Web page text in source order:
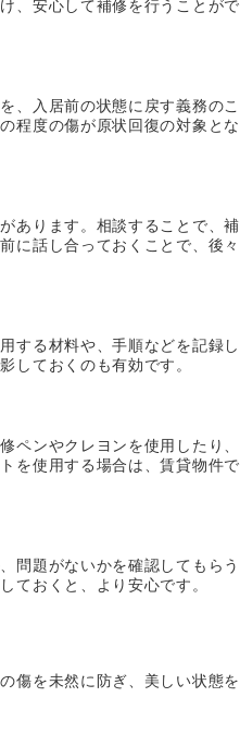
、安心して補修を行うことがで
、入居前の状態に戻す義務のこ
程度の傷が原状回復の対象とな
あります。相談することで、補
に話し合っておくことで、後々
する材料や、手順などを記録し
しておくのも有効です。
ペンやクレヨンを使用したり、
を使用する場合は、賃貸物件で
問題がないかを確認してもらう
ておくと、より安心です。
傷を未然に防ぎ、美しい状態を